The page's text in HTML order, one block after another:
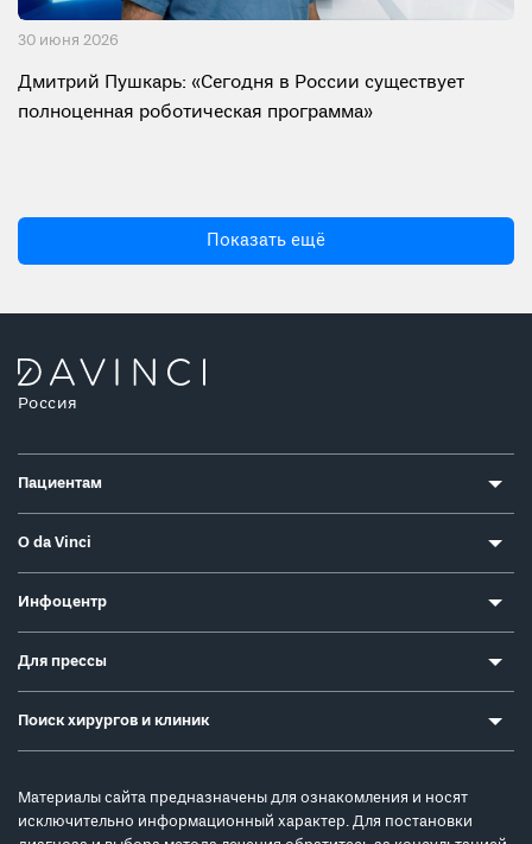
30 июня 2026
Дмитрий Пушкарь: «Сегодня в России существует
полноценная роботическая программа»
Показать ещё
Россия
Пациентам
О da Vinci
Инфоцентр
Для прессы
Поиск хирургов и клиник
Материалы сайта предназначены для ознакомления и носят
исключительно информационный характер. Для постановки